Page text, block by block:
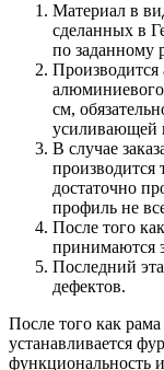
Материал в
сделанных в
по заданному
см,
усиливающей
В случае
производится
достаточно
профиль не
После того
принимаются
Последний
дефектов.
После того как
устанавливается
функциональность